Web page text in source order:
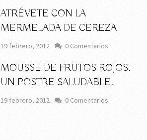
ATRÉVETE CON LA
MERMELADA DE CEREZA
19 febrero, 2012 0 Comentarios
MOUSSE DE FRUTOS ROJOS.
UN POSTRE SALUDABLE.
19 febrero, 2012 0 Comentarios